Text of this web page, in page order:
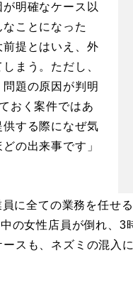
明確なケース以
ことになった
提とはいえ、外
まう。ただし、
題の原因が判明
おく案件ではあ
供する際になぜ気
の出来事です」
に全ての業務を任せる
の女性店員が倒れ、3
スも、ネズミの混入